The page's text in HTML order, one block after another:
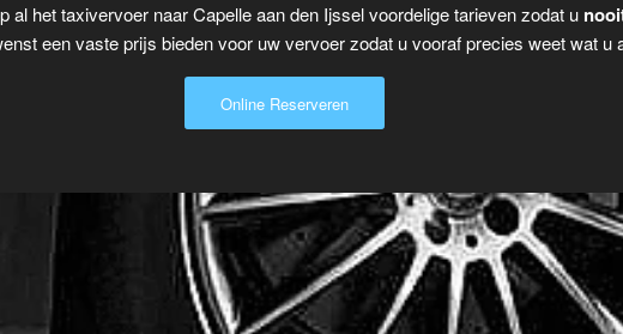
al het taxivervoer naar Capelle aan den Ijssel voordelige tarieven zodat u
een vaste prijs bieden voor uw vervoer zodat u vooraf precies weet wat u
Online Reserveren